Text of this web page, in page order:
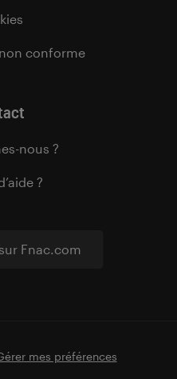
Fnac.com
conforme
nous ?
?
mes préférences